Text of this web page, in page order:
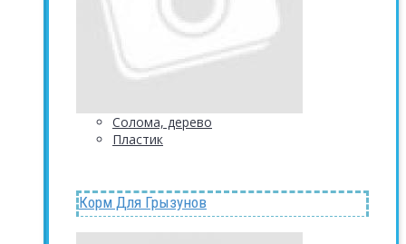
Солома, дерево
Пластик
Корм Для Грызунов